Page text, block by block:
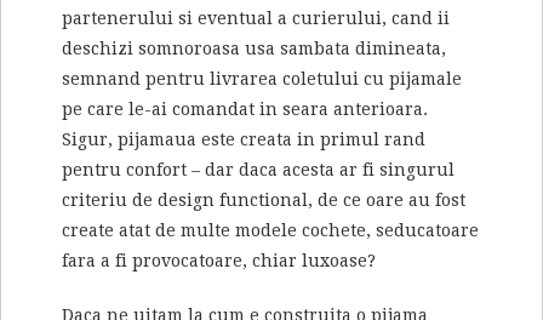
partenerului si eventual a curierului, cand ii
deschizi somnoroasa usa sambata dimineata,
semnand pentru livrarea coletului cu pijamale
pe care le-ai comandat in seara anterioara.
Sigur, pijamaua este creata in primul rand
pentru confort – dar daca acesta ar fi singurul
criteriu de design functional, de ce oare au fost
create atat de multe modele cochete, seducatoare
fara a fi provocatoare, chiar luxoase?
Daca ne uitam la cum e construita o pijama